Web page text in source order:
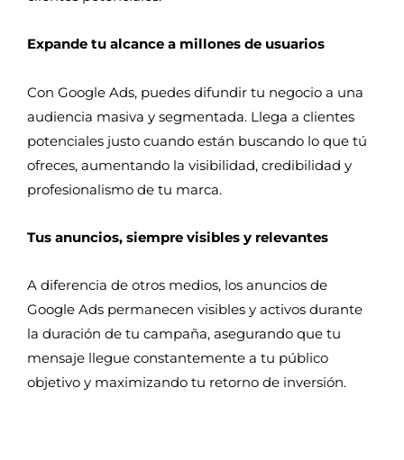
Expande tu alcance a millones de usuarios
Con Google Ads, puedes difundir tu negocio a una
audiencia masiva y segmentada. Llega a clientes
potenciales justo cuando están buscando lo que tú
ofreces, aumentando la visibilidad, credibilidad y
profesionalismo de tu marca.
Tus anuncios, siempre visibles y relevantes
A diferencia de otros medios, los anuncios de
Google Ads permanecen visibles y activos durante
la duración de tu campaña, asegurando que tu
mensaje llegue constantemente a tu público
objetivo y maximizando tu retorno de inversión.